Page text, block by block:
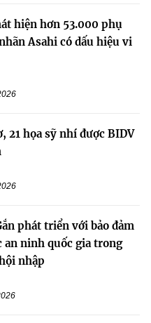
hiện hơn 53.000 phụ
Asahi có dấu hiệu vi
21 họa sỹ nhí được BIDV
phát triển với bảo đảm
an ninh quốc gia trong
nhập